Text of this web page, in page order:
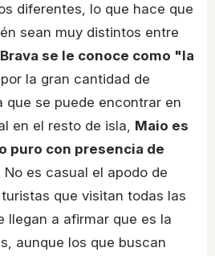
diferentes, lo que hace que
sean muy distintos entre
se le conoce como "la
por la gran cantidad de
que se puede encontrar en
en el resto de isla, Maio es
puro con presencia de
No es casual el apodo de
que visitan todas las
llegan a afirmar que es la
aunque los que buscan